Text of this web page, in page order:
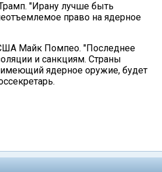
"Ирану лучше быть
право на ядерное
США Майк Помпео. "Последнее
и санкциям. Страны
ядерное оружие, будет